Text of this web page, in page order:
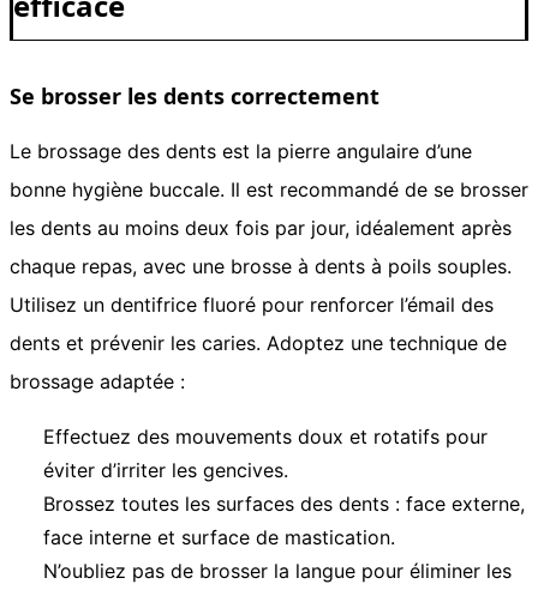
Se brosser les dents correctement
Le brossage des dents est la pierre angulaire d’une
bonne hygiène buccale. Il est recommandé de se brosser
les dents au moins deux fois par jour, idéalement après
chaque repas, avec une brosse à dents à poils souples.
Utilisez un dentifrice fluoré pour renforcer l’émail des
dents et prévenir les caries. Adoptez une technique de
brossage adaptée :
Effectuez des mouvements doux et rotatifs pour
éviter d’irriter les gencives.
Brossez toutes les surfaces des dents : face externe,
face interne et surface de mastication.
N’oubliez pas de brosser la langue pour éliminer les